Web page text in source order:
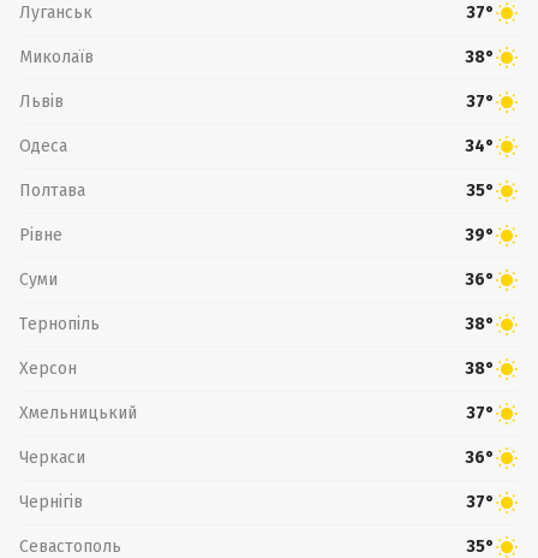
Луганськ 37°
Миколаїв 38°
Львів 37°
Одеса 34°
Полтава 35°
Рівне 39°
Суми 36°
Тернопіль 38°
Херсон 38°
Хмельницький 37°
Черкаси 36°
Чернігів 37°
Севастополь 35°